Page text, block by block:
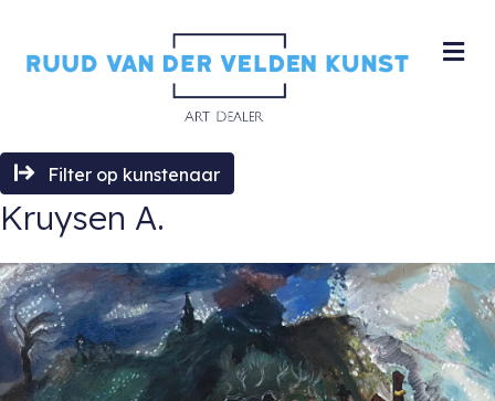
Filter op kunstenaar
Kruysen A.